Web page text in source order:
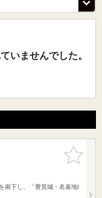
いませんでした。
お気に入
りに追加
南下し、「豊見城・名嘉地I